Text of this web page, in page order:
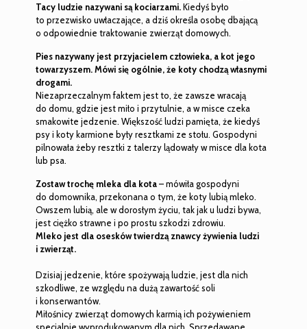
Tacy ludzie nazywani są kociarzami.Kiedyś było
to przezwisko uwłaczające, a dziś określa osobę dbającą
o odpowiednie traktowanie zwierząt domowych.
Pies nazywany jest przyjacielem człowieka, a kot jego
towarzyszem. Mówi się ogólnie, że koty chodzą własnymi
drogami.
Niezaprzeczalnym faktem jest to, że zawsze wracają
do domu, gdzie jest miło i przytulnie, a w misce czeka
smakowite jedzenie. Większość ludzi pamięta, że kiedyś
psy i koty karmione były resztkami ze stołu. Gospodyni
pilnowała żeby resztki z talerzy lądowały w misce dla kota
lub psa.
Zostaw trochę mleka dla kota– mówiła gospodyni
do domownika, przekonana o tym, że koty lubią mleko.
Owszem lubią, ale w dorosłym życiu, tak jak u ludzi bywa,
jest ciężko strawne i po prostu szkodzi zdrowiu.
Mleko jest dla osesków twierdzą znawcy żywienia ludzi
i zwierząt.
Dzisiaj jedzenie, które spożywają ludzie, jest dla nich
szkodliwe, ze względu na dużą zawartość soli
i konserwantów.
Miłośnicy zwierząt domowych karmią ich pożywieniem